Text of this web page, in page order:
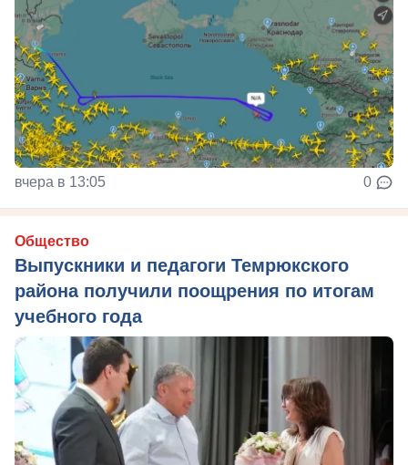
вчера в 13:05 0
Общество
Выпускники и педагоги Темрюкского
района получили поощрения по итогам
учебного года